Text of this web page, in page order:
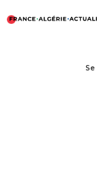
Se